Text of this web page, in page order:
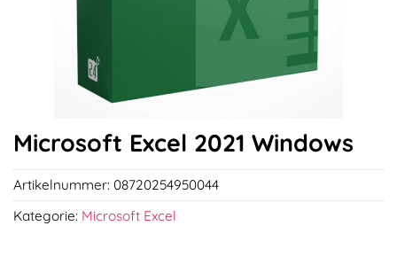
Microsoft Excel 2021 Windows
Artikelnummer: 08720254950044
Kategorie: Microsoft Excel